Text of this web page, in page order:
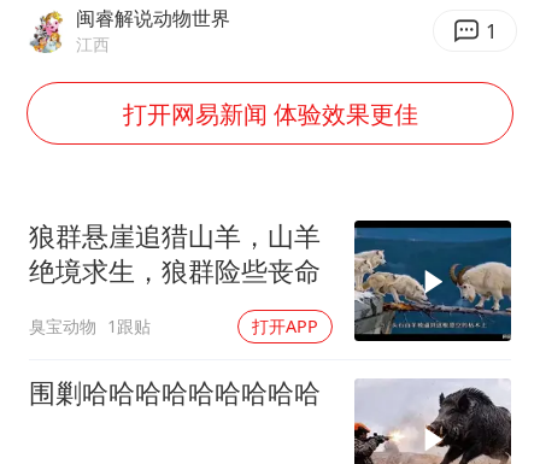
茅台部分直营店飞天茅台提价
白海豚将正面袭击贯穿浙江
酒店回应车内过夜被收150元
酒店花洒现排泄物住客索赔遭拒
杭州全市有序停课
乐享全民健身 共筑健康中国
闽睿解说动物世界
江西 1
打开网易新闻 体验效果更佳
狼群悬崖追猎山羊，山羊
绝境求生，狼群险些丧命
臭宝动物 1跟贴 打开APP
围剿哈哈哈哈哈哈哈哈哈